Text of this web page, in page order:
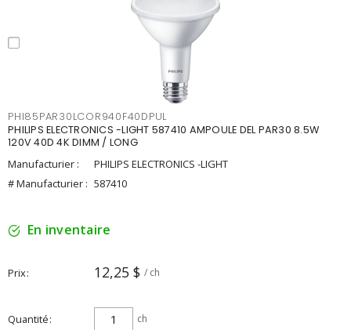
PHI85PAR30LCOR940F40DPUL
PHILIPS ELECTRONICS -LIGHT 587410 AMPOULE DEL PAR30 8.5W
120V 40D 4K DIMM / LONG
Manufacturier :
PHILIPS ELECTRONICS -LIGHT
# Manufacturier : 587410
En inventaire
Prix 12,25 $ / ch
Quantité ch